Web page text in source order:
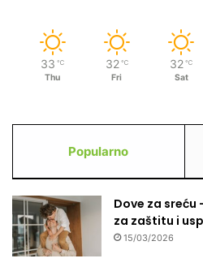
33 ℃
Thu
32 ℃
Fri
32 ℃
Sat
Popularno
Dove za
za zaštitu i
15/03/2026